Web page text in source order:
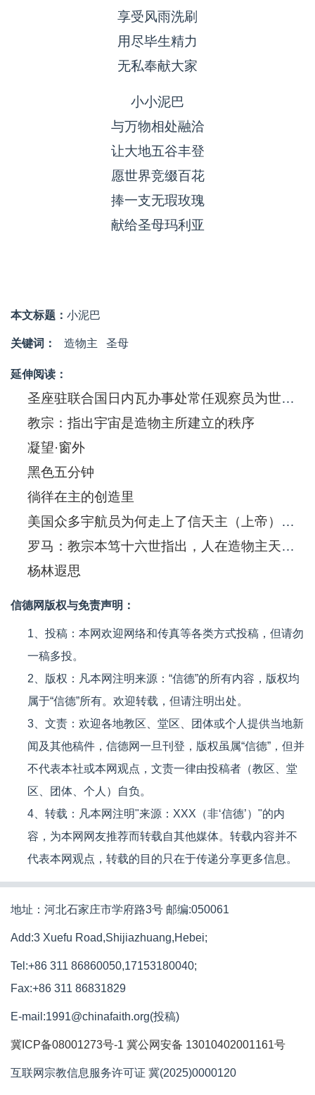
享受风雨洗刷
用尽毕生精力
无私奉献大家
小小泥巴
与万物相处融洽
让大地五谷丰登
愿世界竞缀百花
捧一支无瑕玫瑰
献给圣母玛利亚
本文标题： 小泥巴
关键词： 造物主 圣母
延伸阅读：
圣座驻联合国日内瓦办事处常任观察员为世界上的穷人也能得到医疗照顾发出呼吁
教宗：指出宇宙是造物主所建立的秩序
凝望·窗外
黑色五分钟
徜徉在主的创造里
美国众多宇航员为何走上了信天主（上帝）的道路？
罗马：教宗本笃十六世指出，人在造物主天主面前承认自己的渺小，才是伟大的
杨林遐思
信德网版权与免责声明：
1、投稿：本网欢迎网络和传真等各类方式投稿，但请勿
一稿多投。
2、版权：凡本网注明来源：“信德”的所有内容，版权均
属于“信德”所有。欢迎转载，但请注明出处。
3、文责：欢迎各地教区、堂区、团体或个人提供当地新
闻及其他稿件，信德网一旦刊登，版权虽属“信德”，但并
不代表本社或本网观点，文责一律由投稿者（教区、堂
区、团体、个人）自负。
4、转载：凡本网注明"来源：XXX（非‘信德’）"的内
容，为本网网友推荐而转载自其他媒体。转载内容并不
代表本网观点，转载的目的只在于传递分享更多信息。
地址：河北石家庄市学府路3号 邮编:050061
Add:3 Xuefu Road,Shijiazhuang,Hebei;
Tel:+86 311 86860050,17153180040;
Fax:+86 311 86831829
E-mail:1991@chinafaith.org(投稿)
冀ICP备08001273号-1 冀公网安备 13010402001161号
互联网宗教信息服务许可证 冀(2025)0000120